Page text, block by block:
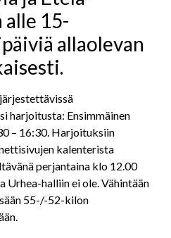
alle 15-
allaolevan
harjoitusta: Ensimmäinen
– 16:30. Harjoituksiin
kalenterista
perjantaina klo 12.00
Urhea-halliin ei ole. Vähintään
55-/-52-kilon